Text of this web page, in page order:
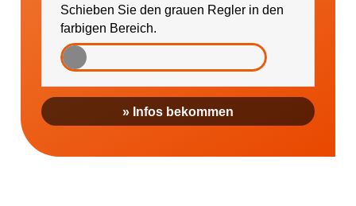
Schieben Sie den grauen Regler in den
farbigen Bereich.
» Infos bekommen